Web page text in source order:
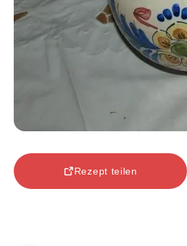
Rezept teilen